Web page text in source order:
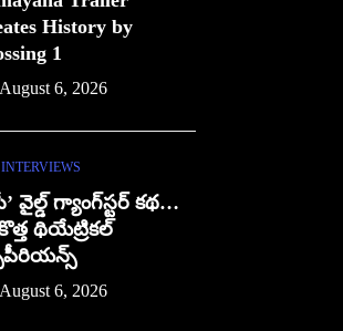
History by
1
August 6, 2026
INTERVIEWS
వైల్డ్ గ్యాంగ్‌స్టర్ కథ…
థియేట్రికల్
August 6, 2026